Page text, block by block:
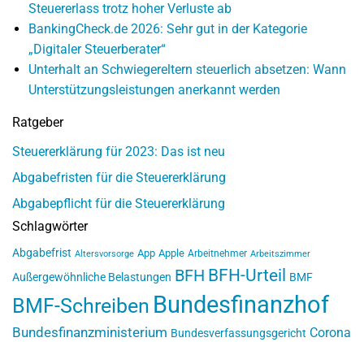
Steuererlass trotz hoher Verluste ab
BankingCheck.de 2026: Sehr gut in der Kategorie
„Digitaler Steuerberater“
Unterhalt an Schwiegereltern steuerlich absetzen: Wann
Unterstützungsleistungen anerkannt werden
Ratgeber
Steuererklärung für 2023: Das ist neu
Abgabefristen für die Steuererklärung
Abgabepflicht für die Steuererklärung
Schlagwörter
Abgabefrist Altersvorsorge App Apple Arbeitnehmer Arbeitszimmer
Außergewöhnliche Belastungen BFH BFH-Urteil BMF
BMF-Schreiben Bundesfinanzhof
Bundesfinanzministerium Bundesverfassungsgericht Corona